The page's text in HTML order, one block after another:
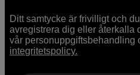
Ditt samtycke är frivilligt och
avregistrera dig eller återkalla
vår personuppgiftsbehandling
integritetspolicy.